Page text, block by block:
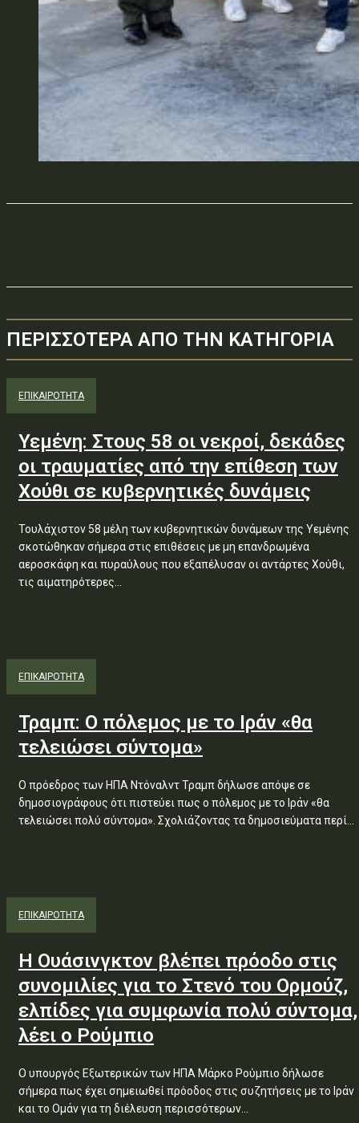
ΠΕΡΙΣΣΟΤΕΡΑ ΑΠΟ ΤΗΝ ΚΑΤΗΓΟΡΙΑ
ΕΠΙΚΑΙΡΟΤΗΤΑ
Υεμένη: Στους 58 οι νεκροί, δεκάδες
οι τραυματίες από την επίθεση των
Χούθι σε κυβερνητικές δυνάμεις
Τουλάχιστον 58 μέλη των κυβερνητικών δυνάμεων της Υεμένης
σκοτώθηκαν σήμερα στις επιθέσεις με μη επανδρωμένα
αεροσκάφη και πυραύλους που εξαπέλυσαν οι αντάρτες Χούθι,
τις αιματηρότερες...
ΕΠΙΚΑΙΡΟΤΗΤΑ
Τραμπ: Ο πόλεμος με το Ιράν «θα
τελειώσει σύντομα»
Ο πρόεδρος των ΗΠΑ Ντόναλντ Τραμπ δήλωσε απόψε σε
δημοσιογράφους ότι πιστεύει πως ο πόλεμος με το Ιράν «θα
τελειώσει πολύ σύντομα». Σχολιάζοντας τα δημοσιεύματα περί...
ΕΠΙΚΑΙΡΟΤΗΤΑ
Η Ουάσινγκτον βλέπει πρόοδο στις
συνομιλίες για το Στενό του Ορμούζ,
ελπίδες για συμφωνία πολύ σύντομα,
λέει ο Ρούμπιο
Ο υπουργός Εξωτερικών των ΗΠΑ Μάρκο Ρούμπιο δήλωσε
σήμερα πως έχει σημειωθεί πρόοδος στις συζητήσεις με το Ιράν
και το Ομάν για τη διέλευση περισσότερων...